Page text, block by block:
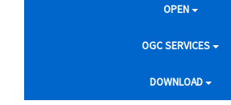
OPEN
OGC SERVICES
DOWNLOAD